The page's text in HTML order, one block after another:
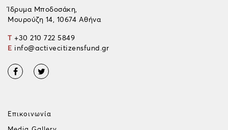
Ίδρυμα Μποδοσάκη,
Μουρούζη 14, 10674 Αθήνα
T +30 210 722 5849
E info@activecitizensfund.gr
Επικοινωνία